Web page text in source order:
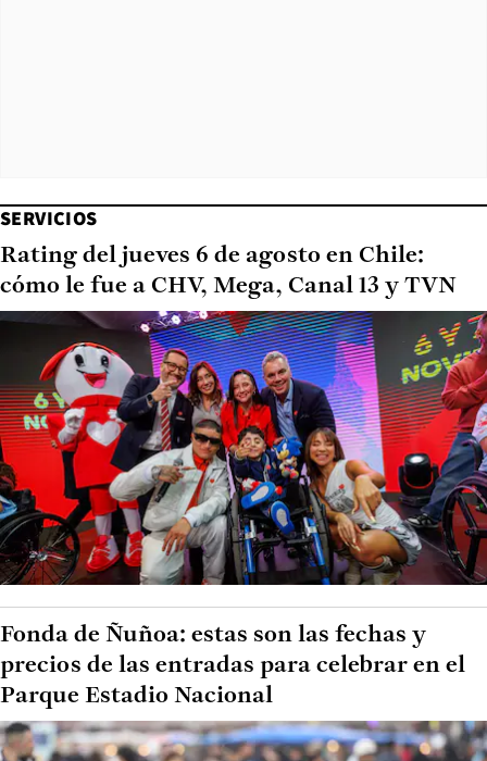
SERVICIOS
Rating del jueves 6 de agosto en Chile:
cómo le fue a CHV, Mega, Canal 13 y TVN
Fonda de Ñuñoa: estas son las fechas y
precios de las entradas para celebrar en el
Parque Estadio Nacional